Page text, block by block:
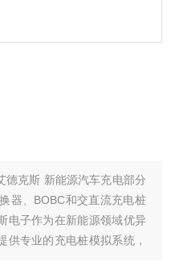
德克斯 新能源汽车充电部分
器、BOBC和交直流充电桩
电子作为在新能源领域优异
供专业的充电桩模拟系统，